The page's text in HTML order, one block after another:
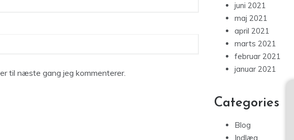
til næste gang jeg kommenterer.
juni 2021
maj 2021
april 2021
marts 2021
februar 2021
januar 2021
Categories
Blog
Indlæg